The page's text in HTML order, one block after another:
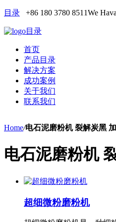
目录 +86 180 3780 8511We
目录
首页
产品目录
解决方案
成功案例
关于我们
联系我们
Home/电石泥磨粉机 裂解炭黑
电石泥磨粉机
超细微粉磨粉机